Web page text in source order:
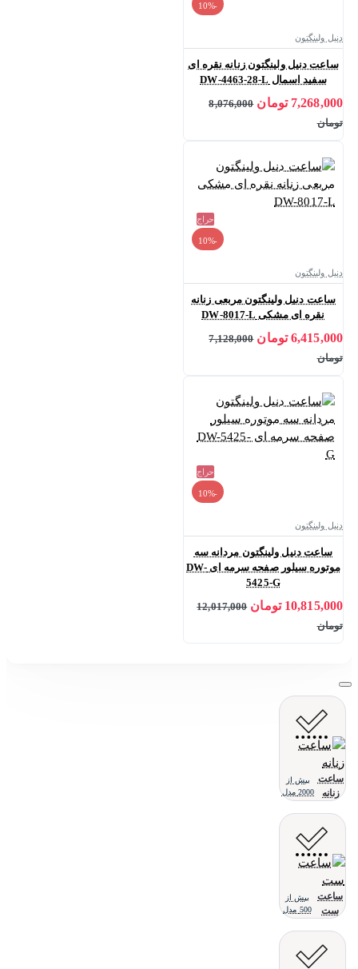
-10%
دنیل ولینگتون
ساعت دنیل ولینگتون زنانه نقره ای
سفید اسمال DW-4463-28-L
7,268,000 تومان
8,076,000
تومان
حراج
-10%
دنیل ولینگتون
ساعت دنیل ولینگتون مربعی زنانه
نقره ای مشکی DW-8017-L
6,415,000 تومان
7,128,000
تومان
حراج
-10%
دنیل ولینگتون
ساعت دنیل ولینگتون مردانه سه
موتوره سیلور صفحه سرمه ای DW-
5425-G
10,815,000 تومان
12,017,000
تومان
ساعت
زنانه
بیش از
2000 مدل
ساعت
ست
بیش از
500 مدل